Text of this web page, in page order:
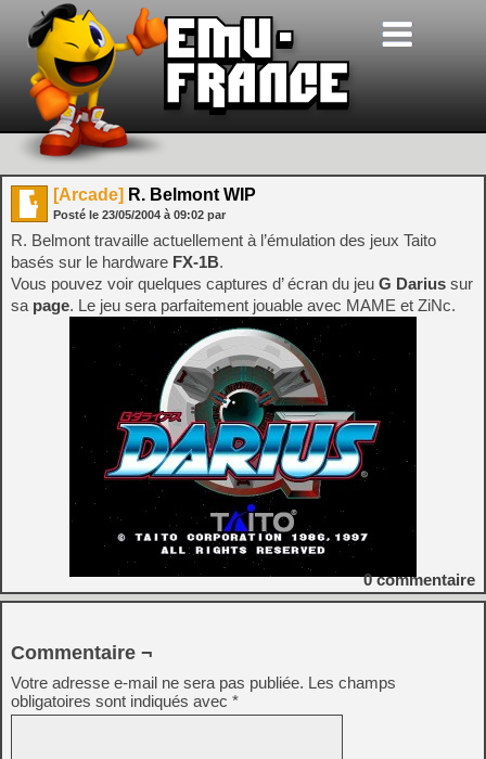
[Arcade] R. Belmont WIP
Posté le 23/05/2004 à 09:02 par
R. Belmont travaille actuellement à l’émulation des jeux Taito
basés sur le hardware FX-1B.
Vous pouvez voir quelques captures d’ écran du jeu G Darius sur
sa page. Le jeu sera parfaitement jouable avec MAME et ZiNc.
0commentaire
Commentaire ¬
Votre adresse e-mail ne sera pas publiée. Les champs
obligatoires sont indiqués avec *